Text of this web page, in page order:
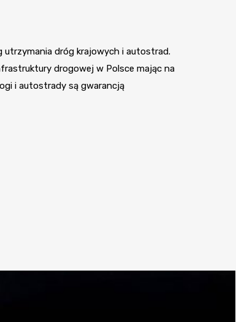
utrzymania dróg krajowych i autostrad.
drogowej w Polsce mając na
i autostrady są gwarancją